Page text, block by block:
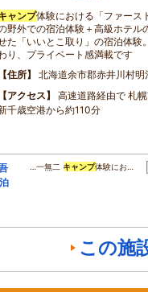
ャンプ体験における「ファース
野外での宿泊体験＋高級ホテル
た「いいとこ取り」の宿泊体験
り、プライベート感満載です
住所
北海道余市郡赤井川村明
アクセス
高速道路経由で 札
千歳空港から約110分
…一無二 キャンプ体験にお…
この施